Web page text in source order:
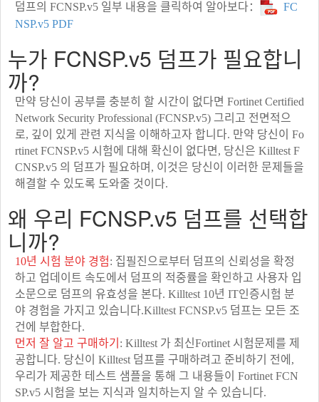
덤프의 FCNSP.v5 일부 내용을 클릭하여 알아보다：
FC
NSP.v5 PDF
누가 FCNSP.v5 덤프가 필요합니
까?
만약 당신이 공부를 충분히 할 시간이 없다면 Fortinet Certified
Network Security Professional (FCNSP.v5) 그리고 전면적으
로, 깊이 있게 관련 지식을 이해하고자 합니다. 만약 당신이 Fo
rtinet FCNSP.v5 시험에 대해 확신이 없다면, 당신은 Killtest F
CNSP.v5 의 덤프가 필요하며, 이것은 당신이 이러한 문제들을
해결할 수 있도록 도와줄 것이다.
왜 우리 FCNSP.v5 덤프를 선택합
니까?
10년 시험 분야 경험: 집필진으로부터 덤프의 신뢰성을 확정
하고 업데이트 속도에서 덤프의 적중률을 확인하고 사용자 입
소문으로 덤프의 유효성을 본다. Killtest 10년 IT인증시험 분
야 경험을 가지고 있습니다.Killtest FCNSP.v5 덤프는 모든 조
건에 부합한다.
먼저 잘 알고 구매하기 : Killtest 가 최신Fortinet 시험문제를 제
공합니다. 당신이 Killtest 덤프를 구매하려고 준비하기 전에,
우리가 제공한 테스트 샘플을 통해 그 내용들이 Fortinet FCN
SP.v5 시험을 보는 지식과 일치하는지 알 수 있습니다.